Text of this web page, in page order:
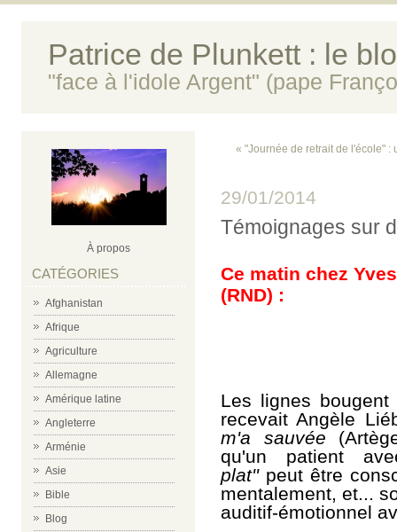
Patrice de Plunkett : le
"face à l'idole Argent" (pape
À propos
CATÉGORIES
Afghanistan
Afrique
Agriculture
Allemagne
Amérique latine
Angleterre
Arménie
Asie
Bible
Blog
« "Journée de retrait de l'école" :
29/01/2014
Témoignages sur
Ce matin chez
(RND) :
Les lignes
recevait Angèle
m'a sauvée
qu'un patient
plat''peut être
mentalement, et...
auditif-émotionnel